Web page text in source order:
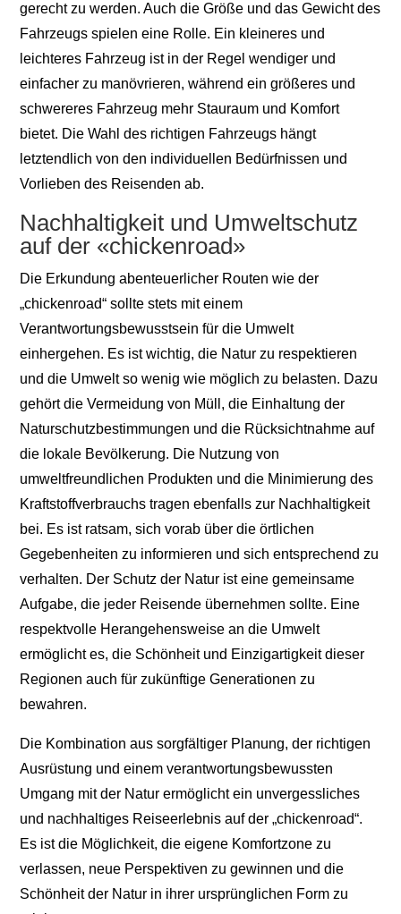
gerecht zu werden. Auch die Größe und das Gewicht des
Fahrzeugs spielen eine Rolle. Ein kleineres und
leichteres Fahrzeug ist in der Regel wendiger und
einfacher zu manövrieren, während ein größeres und
schwereres Fahrzeug mehr Stauraum und Komfort
bietet. Die Wahl des richtigen Fahrzeugs hängt
letztendlich von den individuellen Bedürfnissen und
Vorlieben des Reisenden ab.
Nachhaltigkeit und Umweltschutz
auf der «chickenroad»
Die Erkundung abenteuerlicher Routen wie der
„chickenroad“ sollte stets mit einem
Verantwortungsbewusstsein für die Umwelt
einhergehen. Es ist wichtig, die Natur zu respektieren
und die Umwelt so wenig wie möglich zu belasten. Dazu
gehört die Vermeidung von Müll, die Einhaltung der
Naturschutzbestimmungen und die Rücksichtnahme auf
die lokale Bevölkerung. Die Nutzung von
umweltfreundlichen Produkten und die Minimierung des
Kraftstoffverbrauchs tragen ebenfalls zur Nachhaltigkeit
bei. Es ist ratsam, sich vorab über die örtlichen
Gegebenheiten zu informieren und sich entsprechend zu
verhalten. Der Schutz der Natur ist eine gemeinsame
Aufgabe, die jeder Reisende übernehmen sollte. Eine
respektvolle Herangehensweise an die Umwelt
ermöglicht es, die Schönheit und Einzigartigkeit dieser
Regionen auch für zukünftige Generationen zu
bewahren.
Die Kombination aus sorgfältiger Planung, der richtigen
Ausrüstung und einem verantwortungsbewussten
Umgang mit der Natur ermöglicht ein unvergessliches
und nachhaltiges Reiseerlebnis auf der „chickenroad“.
Es ist die Möglichkeit, die eigene Komfortzone zu
verlassen, neue Perspektiven zu gewinnen und die
Schönheit der Natur in ihrer ursprünglichen Form zu